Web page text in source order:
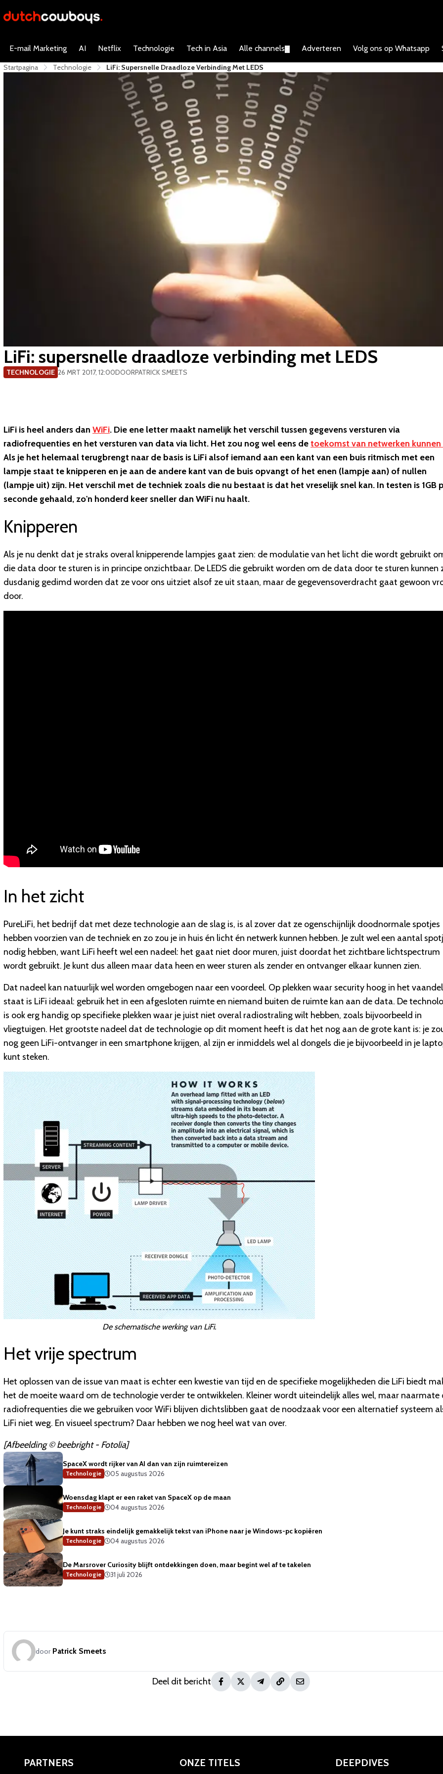
E-mail Marketing AI Netflix Technologie Tech in Asia Alle channels Adverteren Volg ons op Whatsapp
Startpagina Technologie LiFi: Supersnelle Draadloze Verbinding Met LEDS
LiFi: supersnelle draadloze verbinding met LEDS
TECHNOLOGIE 26 MRT 2017, 12:00DOORPATRICK SMEETS
LiFi is heel anders dan WiFi. Die ene letter maakt namelijk het verschil tussen gegevens versturen via
radiofrequenties en het versturen van data via licht. Het zou nog wel eens detoekomst van netwerken kunnen
Als je het helemaal terugbrengt naar de basis is LiFi alsof iemand aan een kant van een buis ritmisch met een
lampje staat te knipperen en je aan de andere kant van de buis opvangt of het enen (lampje aan) of nullen
(lampje uit) zijn. Het verschil met de techniek zoals die nu bestaat is dat het vreselijk snel kan. In testen is 1GB
seconde gehaald, zo'n honderd keer sneller dan WiFi nu haalt.
Knipperen
Als je nu denkt dat je straks overal knipperende lampjes gaat zien: de modulatie van het licht die wordt gebruikt
die data door te sturen is in principe onzichtbaar. De LEDS die gebruikt worden om de data door te sturen kunnen
dusdanig gedimd worden dat ze voor ons uitziet alsof ze uit staan, maar de gegevensoverdracht gaat gewoon
door.
In het zicht
PureLiFi, het bedrijf dat met deze technologie aan de slag is, is al zover dat ze ogenschijnlijk doodnormale spotjes
hebben voorzien van de techniek en zo zou je in huis én licht én netwerk kunnen hebben. Je zult wel een aantal
nodig hebben, want LiFi heeft wel een nadeel: het gaat niet door muren, juist doordat het zichtbare lichtspectrum
wordt gebruikt. Je kunt dus alleen maar data heen en weer sturen als zender en ontvanger elkaar kunnen zien.
Dat nadeel kan natuurlijk wel worden omgebogen naar een voordeel. Op plekken waar security hoog in het vaandel
staat is LiFi ideaal: gebruik het in een afgesloten ruimte en niemand buiten de ruimte kan aan de data. De
is ook erg handig op specifieke plekken waar je juist niet overal radiostraling wilt hebben, zoals bijvoorbeeld in
vliegtuigen. Het grootste nadeel dat de technologie op dit moment heeft is dat het nog aan de grote kant is: je
nog geen LiFi-ontvanger in een smartphone krijgen, al zijn er inmiddels wel al dongels die je bijvoorbeeld in je
kunt steken.
De schematische werking van LiFi.
Het vrije spectrum
Het oplossen van de issue van maat is echter een kwestie van tijd en de specifieke mogelijkheden die LiFi biedt
het de moeite waard om de technologie verder te ontwikkelen. Kleiner wordt uiteindelijk alles wel, maar naarmate
radiofrequenties die we gebruiken voor WiFi blijven dichtslibben gaat de noodzaak voor een alternatief systeem
LiFi niet weg. En visueel spectrum? Daar hebben we nog heel wat van over.
[Afbeelding © beebright - Fotolia]
SpaceX wordt rijker van AI dan van zijn ruimtereizen
Technologie 05 augustus 2026
Woensdag klapt er een raket van SpaceX op de maan
Technologie 04 augustus 2026
Je kunt straks eindelijk gemakkelijk tekst van iPhone naar je Windows-pc kopiëren
Technologie 04 augustus 2026
De Marsrover Curiosity blijft ontdekkingen doen, maar begint wel af te takelen
Technologie 31 juli 2026
door Patrick Smeets
Deel dit bericht
PARTNERS ONZE TITELS DEEPDIVES